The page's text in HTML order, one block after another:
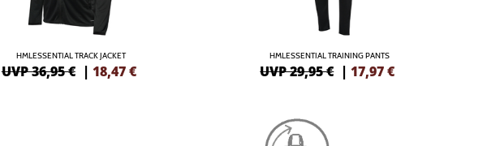
HMLESSENTIAL TRACK JACKET
UVP 36,95 € | 18,47€
HMLESSENTIAL TRAINING PANTS
UVP 29,95 € |17,97€